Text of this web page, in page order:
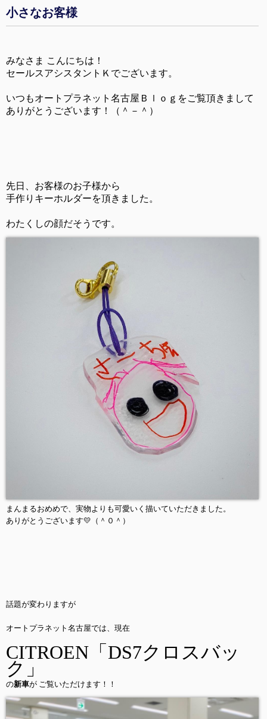
小さなお客様
みなさま こんにちは！
セールスアシスタントＫでございます。
いつもオートプラネット名古屋Ｂｌｏｇをご覧頂きまして
ありがとうございます！（＾－＾）
先日、お客様のお子様から
手作りキーホルダーを頂きました。
わたくしの顔だそうです。
まんまるおめめで、実物よりも可愛いく描いていただきました。
ありがとうございます💛（＾０＾）
話題が変わりますが
オートプラネット名古屋では、現在
CITROEN「DS7クロスバッ
ク」
の新車が ご覧いただけます！！